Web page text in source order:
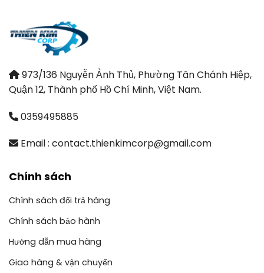
973/136 Nguyễn Ảnh Thủ, Phường Tân Chánh Hiệp,
Quận 12, Thành phố Hồ Chí Minh, Việt Nam.
0359495885
Email : contact.thienkimcorp@gmail.com
Chính sách
Chính sách đổi trả hàng
Chính sách bảo hành
Hướng dẫn mua hàng
Giao hàng & vận chuyển